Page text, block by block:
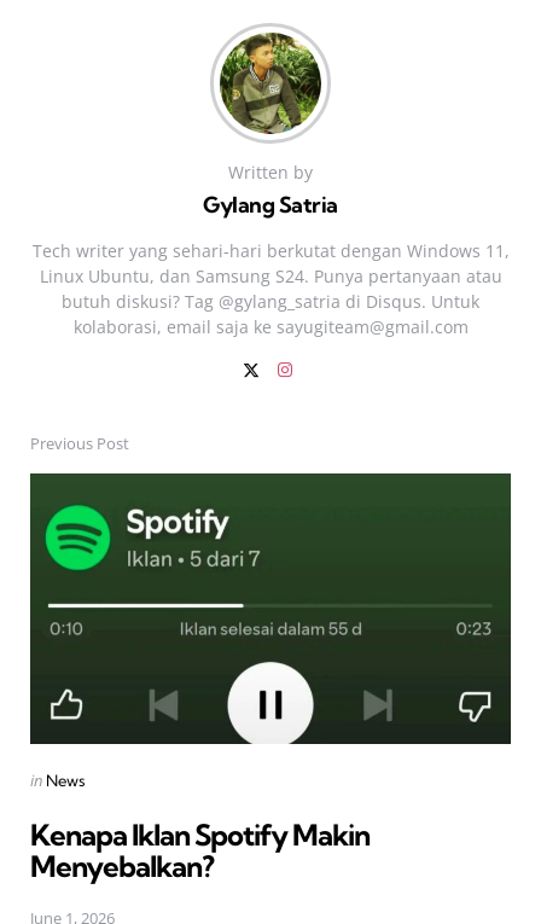
Written by
Gylang Satria
Tech writer yang sehari‑hari berkutat dengan Windows 11,
Linux Ubuntu, dan Samsung S24. Punya pertanyaan atau
butuh diskusi? Tag @gylang_satria di Disqus. Untuk
kolaborasi, email saja ke sayugiteam@gmail.com
Post
navigation
Previous Post
Posted
in News
Kenapa Iklan Spotify Makin
Menyebalkan?
June 1, 2026